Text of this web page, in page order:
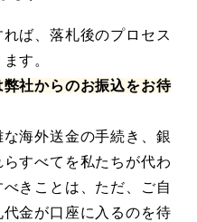
ば、落札後のプロセス
す。
社からのお振込をお待
海外送金の手続き、銀
すべてを私たちが代わ
きことは、ただ、ご自
金が口座に入るのを待